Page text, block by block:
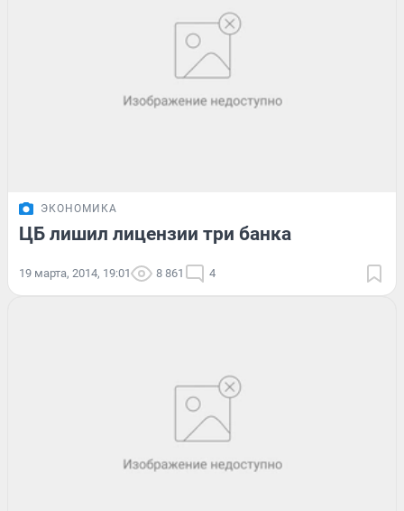
ЭКОНОМИКА
ЦБ лишил лицензии три банка
19 марта, 2014, 19:01 8 861 4